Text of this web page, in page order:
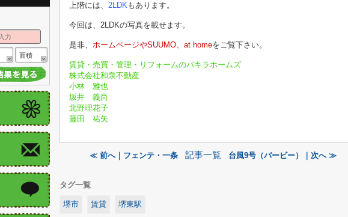
上階には、 2LDKもあります。
今回は、2LDKの写真を載せます。
是非、 ホームページやSUUMO、at homeをご覧下さい。
賃貸・売買・管理・リフォームのパキラホームズ
株式会社和泉不動産
小林 雅也
坂井 義尚
北野理花子
藤田 祐矢
≪ 前へ｜フェンテ・一条 記事一覧 台風9号（バービー）｜次へ ≫
タグ一覧
堺市 賃貸 堺東駅
面積